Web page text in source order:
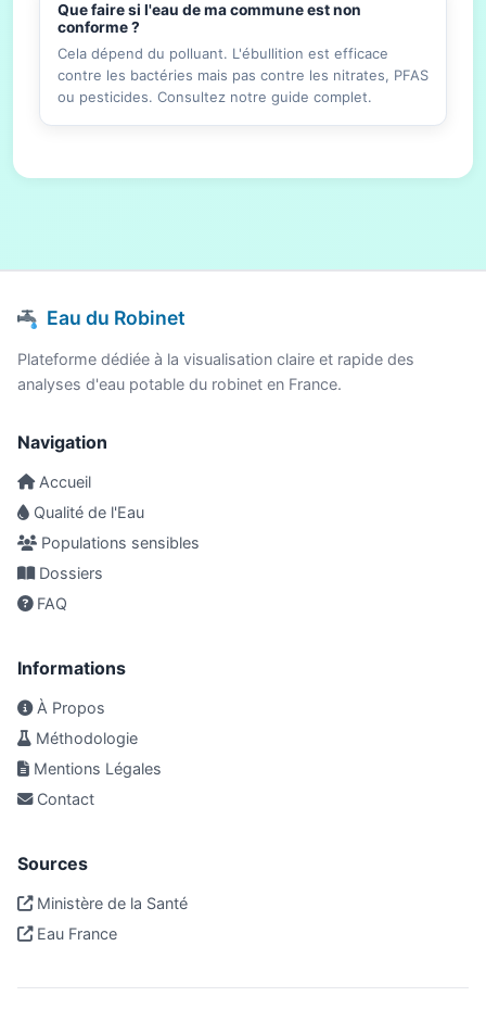
Que faire si l'eau de ma commune est non
conforme ?
Cela dépend du polluant. L'ébullition est efficace
contre les bactéries mais pas contre les nitrates, PFAS
ou pesticides. Consultez notre guide complet.
Eau du Robinet
Plateforme dédiée à la visualisation claire et rapide des
analyses d'eau potable du robinet en France.
Navigation
Accueil
Qualité de l'Eau
Populations sensibles
Dossiers
FAQ
Informations
À Propos
Méthodologie
Mentions Légales
Contact
Sources
Ministère de la Santé
Eau France